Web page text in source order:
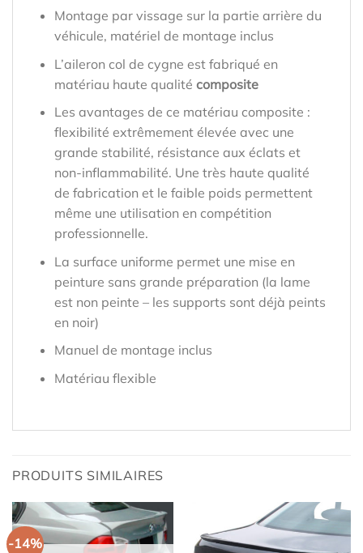
Montage par vissage sur la partie arrière du
véhicule, matériel de montage inclus
L’aileron col de cygne est fabriqué en
matériau haute qualité composite
Les avantages de ce matériau composite :
flexibilité extrêmement élevée avec une
grande stabilité, résistance aux éclats et
non-inflammabilité. Une très haute qualité
de fabrication et le faible poids permettent
même une utilisation en compétition
professionnelle.
La surface uniforme permet une mise en
peinture sans grande préparation (la lame
est non peinte – les supports sont déjà peints
en noir)
Manuel de montage inclus
Matériau flexible
PRODUITS SIMILAIRES
-14%